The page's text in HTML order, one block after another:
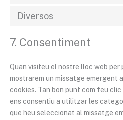
Diversos
7. Consentiment
Quan visiteu el nostre lloc web per
mostrarem un missatge emergent
cookies. Tan bon punt com feu
ens consentiu a utilitzar les
que heu seleccionat al missatge